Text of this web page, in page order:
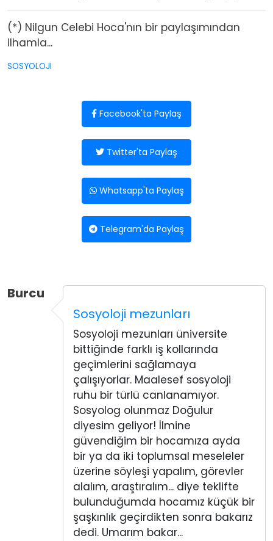
(*) Nilgun Celebi Hoca'nın bir paylaşımından
ilhamla...
SOSYOLOJİ
Facebook'ta Paylaş
Twitter'ta Paylaş
Whatsapp'ta Paylaş
Telegram'da Paylaş
Burcu
Sosyoloji mezunları
Sosyoloji mezunları üniversite
bittiğinde farklı iş kollarında
geçimlerini sağlamaya
çalışıyorlar. Maalesef sosyoloji
ruhu bir türlü canlanamıyor.
Sosyolog olunmaz Doğulur
diyesim geliyor! İlmine
güvendiğim bir hocamıza ayda
bir ya da iki toplumsal meseleler
üzerine söyleşi yapalım, görevler
alalım, araştıralım... diye teklifte
bulunduğumda hocamız küçük bir
şaşkınlık geçirdikten sonra bakarız
dedi. Umarım bakar...